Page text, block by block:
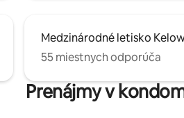
Medzinárodné letisko
55 miestnych odporúča
Prenájmy v